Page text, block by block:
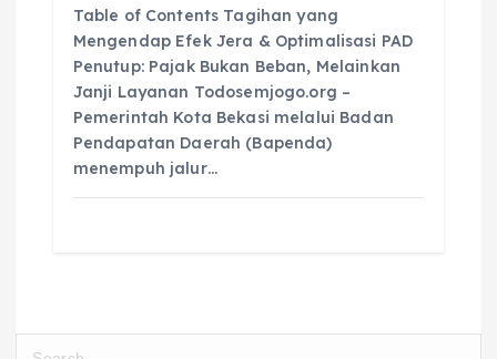
Table of Contents Tagihan yang
Mengendap Efek Jera & Optimalisasi PAD
Penutup: Pajak Bukan Beban, Melainkan
Janji Layanan Todosemjogo.org –
Pemerintah Kota Bekasi melalui Badan
Pendapatan Daerah (Bapenda)
menempuh jalur…